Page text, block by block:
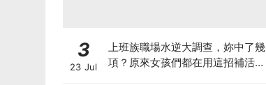
3
23 Jul
上班族職場水逆大調查，妳中了幾
項？原來女孩們都在用這招補活